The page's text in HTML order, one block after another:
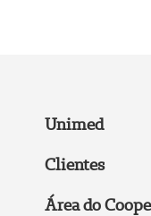
Unimed
Clientes
Área do